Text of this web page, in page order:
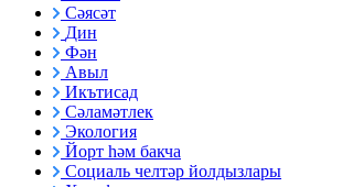
Сәясәт
Дин
Фән
Авыл
Икътисад
Сәламәтлек
Экология
Йорт һәм бакча
Социаль челтәр йолдызлары